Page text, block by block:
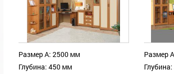
Размер А: 2500 мм
Глубина: 450 мм
Размер